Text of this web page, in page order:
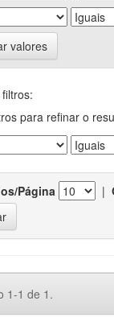
valores
para refinar o
Página |
1-1 de 1.